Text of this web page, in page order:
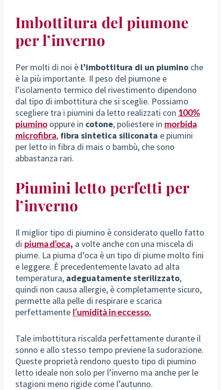
Imbottitura del piumone
per l’inverno
Per molti di noi è l’imbottitura di un piuminoche
è la più importante. Il peso del piumone e
l’isolamento termico del rivestimento dipendono
dal tipo di imbottitura che si sceglie. Possiamo
scegliere tra i piumini da letto realizzati con 100%
piuminooppure in cotone, poliestere in morbida
microfibra, fibra sintetica siliconata e piumini
per letto in fibra di mais o bambù, che sono
abbastanza rari.
Piumini letto perfetti per
l’inverno
Il miglior tipo di piumino è considerato quello fatto
di piuma d’oca, a volte anche con una miscela di
piume. La piuma d’oca è un tipo di piume molto fini
e leggere. È precedentemente lavato ad alta
temperatura, adeguatamente sterilizzato,
quindi non causa allergie, è completamente sicuro,
permette alla pelle di respirare e scarica
perfettamente l’umidità in eccesso.
Tale imbottitura riscalda perfettamente durante il
sonno e allo stesso tempo previene la sudorazione.
Queste proprietà rendono questo tipo di piumino
letto ideale non solo per l’inverno ma anche per le
stagioni meno rigide come l’autunno.